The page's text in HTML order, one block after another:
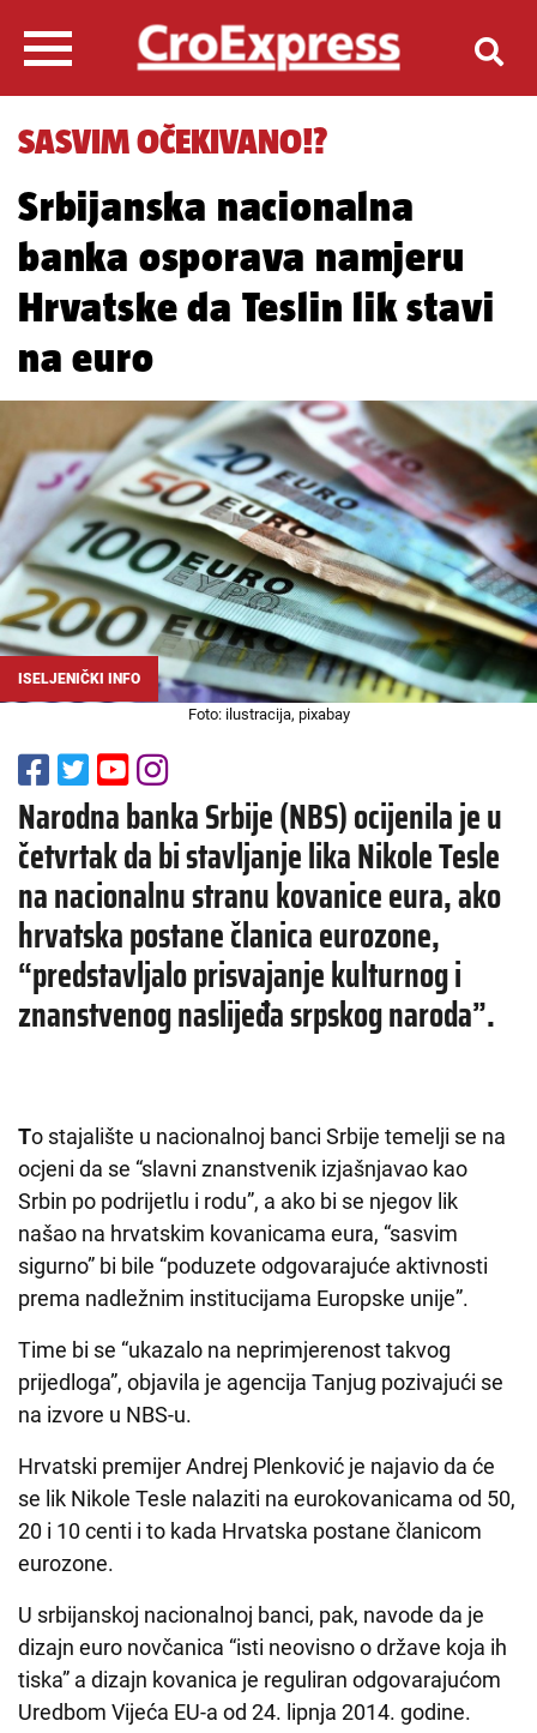
SASVIM OČEKIVANO!?
Srbijanska nacionalna
banka osporava namjeru
Hrvatske da Teslin lik stavi
na euro
ISELJENIČKI INFO
Foto: ilustracija, pixabay
Narodna banka Srbije (NBS) ocijenila je u
četvrtak da bi stavljanje lika Nikole Tesle
na nacionalnu stranu kovanice eura, ako
hrvatska postane članica eurozone,
“predstavljalo prisvajanje kulturnog i
znanstvenog naslijeđa srpskog naroda”.
To stajalište u nacionalnoj banci Srbije temelji se na
ocjeni da se “slavni znanstvenik izjašnjavao kao
Srbin po podrijetlu i rodu”, a ako bi se njegov lik
našao na hrvatskim kovanicama eura, “sasvim
sigurno” bi bile “poduzete odgovarajuće aktivnosti
prema nadležnim institucijama Europske unije”.
Time bi se “ukazalo na neprimjerenost takvog
prijedloga”, objavila je agencija Tanjug pozivajući se
na izvore u NBS-u.
Hrvatski premijer Andrej Plenković je najavio da će
se lik Nikole Tesle nalaziti na eurokovanicama od 50,
20 i 10 centi i to kada Hrvatska postane članicom
eurozone.
U srbijanskoj nacionalnoj banci, pak, navode da je
dizajn euro novčanica “isti neovisno o države koja ih
tiska” a dizajn kovanica je reguliran odgovarajućom
Uredbom Vijeća EU-a od 24. lipnja 2014. godine.